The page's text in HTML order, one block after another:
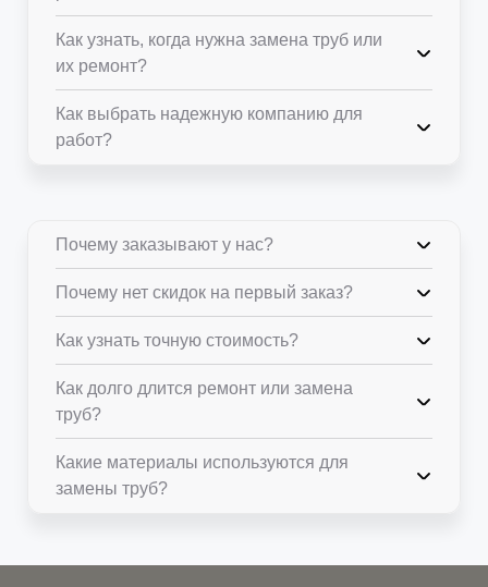
Как узнать, когда нужна замена труб или
их ремонт?
Как выбрать надежную компанию для
работ?
Почему заказывают у нас?
Почему нет скидок на первый заказ?
Как узнать точную стоимость?
Как долго длится ремонт или замена
труб?
Какие материалы используются для
замены труб?